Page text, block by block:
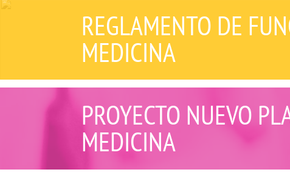
REGLAMENTO DE
MEDICINA
PROYECTO NUEVO
MEDICINA